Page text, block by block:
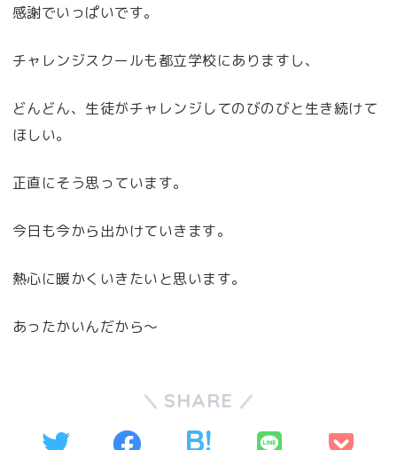
感謝でいっぱいです。
チャレンジスクールも都立学校にありますし、
どんどん、生徒がチャレンジしてのびのびと生き続けて
ほしい。
正直にそう思っています。
今日も今から出かけていきます。
熱心に暖かくいきたいと思います。
あったかいんだから～
SHARE